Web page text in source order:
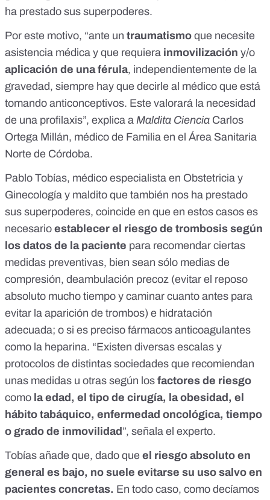
ha prestado sus superpoderes.
Por este motivo, “ante un traumatismo que necesite
asistencia médica y que requiera inmovilización y/o
aplicación de una férula, independientemente de la
gravedad, siempre hay que decirle al médico que está
tomando anticonceptivos. Este valorará la necesidad
de una profilaxis”, explica a Maldita Ciencia Carlos
Ortega Millán, médico de Familia en el Área Sanitaria
Norte de Córdoba.
Pablo Tobías, médico especialista en Obstetricia y
Ginecología y maldito que también nos ha prestado
sus superpoderes, coincide en que en estos casos es
necesario establecer el riesgo de trombosis según
los datos de la paciente para recomendar ciertas
medidas preventivas, bien sean sólo medias de
compresión, deambulación precoz (evitar el reposo
absoluto mucho tiempo y caminar cuanto antes para
evitar la aparición de trombos) e hidratación
adecuada; o si es preciso fármacos anticoagulantes
como la heparina. “Existen diversas escalas y
protocolos de distintas sociedades que recomiendan
unas medidas u otras según los factores de riesgo
como la edad, el tipo de cirugía, la obesidad, el
hábito tabáquico, enfermedad oncológica, tiempo
o grado de inmovilidad ”, señala el experto.
Tobías añade que, dado que el riesgo absoluto en
general es bajo, no suele evitarse su uso salvo en
pacientes concretas. En todo caso, como decíamos